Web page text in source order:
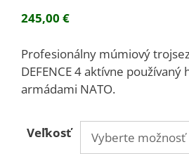
245,00 €
Profesionálny múmiový
DEFENCE 4 aktívne
armádami NATO.
Veľkosť